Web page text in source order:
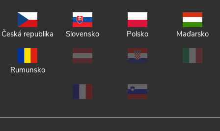
Česká republika Slovensko Polsko Maďarsko
Rumunsko